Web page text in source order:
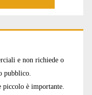
e non richiede o
pubblico.
piccolo è importante.